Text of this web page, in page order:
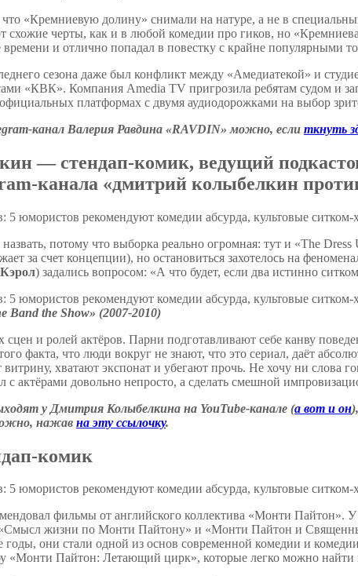
«Кремниевую долину» снимали на натуре, а не в
черты, как и в любой комедии про гиков, но
времени и отлично попадал в повестку с крайне популярными
сезона даже был конфликт между «Амедиатекой» и
«КВК». Компания Amedia TV пригрозила ребятам судом и
платформах с двумя аудиодорожками на выбор
канал Валерия Равдина «RAVDIN» можно, если ткнуть
— стендап-комик, ведущий
канала «дмитрий колыбелкин
потому что выборка реально огромная: тут и «The Dress
за счет концепции), но остановиться захотелось на
) задались вопросом: «А что будет, если два истинно
Band the Show» (2007-2010)
и ролей актёров. Парни подготавливают себе канву
факта, что люди вокруг не знают, что это сериал, даёт
хватают экспонат и убегают прочь. Не хочу ни слова
с актёрами довольно непросто, а сделать смешной
у Дмитрия Колыбелкина на YouTube-канале (а вот и он
нажав на эту ссылочку.
комик
фильмы от английского коллектива «Монти
жизни по Монти Пайтону» и «Монти Пайтон и
годы, они стали одной из основ современной комедии и
«Монти Пайтон: Летающий цирк», которые легко можно